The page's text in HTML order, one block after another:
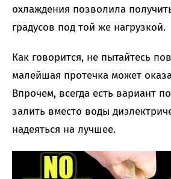
охлаждения позволила
градусов под той же нагрузкой.
Как говорится, не пытайтесь
малейшая протечка может
Впрочем, всегда есть вариант
залить вместо воды
надеяться на лучшее.